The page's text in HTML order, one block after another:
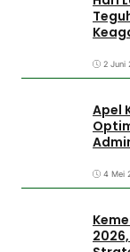
2 Juni
Apel
4 Mei